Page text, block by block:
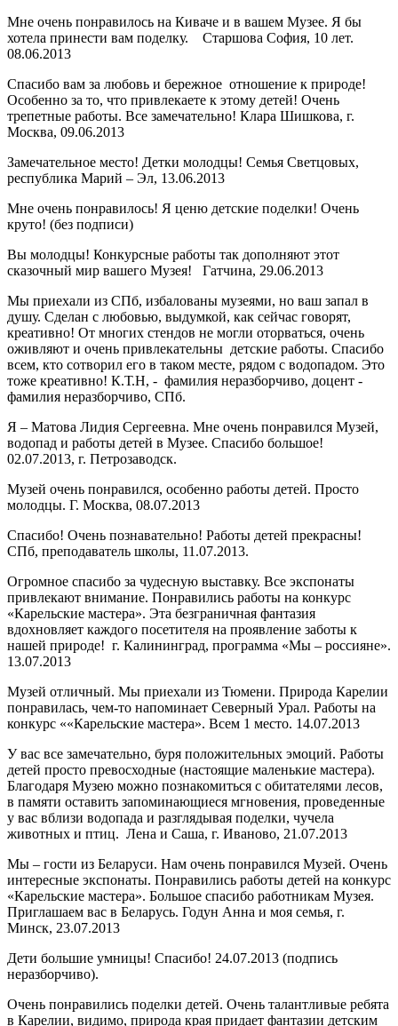
Мне очень понравилось на Киваче и в вашем Музее. Я бы
хотела принести вам поделку. Старшова София, 10 лет.
08.06.2013
Спасибо вам за любовь и бережное отношение к природе!
Особенно за то, что привлекаете к этому детей! Очень
трепетные работы. Все замечательно! Клара Шишкова, г.
Москва, 09.06.2013
Замечательное место! Детки молодцы! Семья Светцовых,
республика Марий – Эл, 13.06.2013
Мне очень понравилось! Я ценю детские поделки! Очень
круто! (без подписи)
Вы молодцы! Конкурсные работы так дополняют этот
сказочный мир вашего Музея! Гатчина, 29.06.2013
Мы приехали из СПб, избалованы музеями, но ваш запал в
душу. Сделан с любовью, выдумкой, как сейчас говорят,
креативно! От многих стендов не могли оторваться, очень
оживляют и очень привлекательны детские работы. Спасибо
всем, кто сотворил его в таком месте, рядом с водопадом. Это
тоже креативно! К.Т.Н, - фамилия неразборчиво, доцент -
фамилия неразборчиво, СПб.
Я – Матова Лидия Сергеевна. Мне очень понравился Музей,
водопад и работы детей в Музее. Спасибо большое!
02.07.2013, г. Петрозаводск.
Музей очень понравился, особенно работы детей. Просто
молодцы. Г. Москва, 08.07.2013
Спасибо! Очень познавательно! Работы детей прекрасны!
СПб, преподаватель школы, 11.07.2013.
Огромное спасибо за чудесную выставку. Все экспонаты
привлекают внимание. Понравились работы на конкурс
«Карельские мастера». Эта безграничная фантазия
вдохновляет каждого посетителя на проявление заботы к
нашей природе! г. Калининград, программа «Мы – россияне».
13.07.2013
Музей отличный. Мы приехали из Тюмени. Природа Карелии
понравилась, чем-то напоминает Северный Урал. Работы на
конкурс ««Карельские мастера». Всем 1 место. 14.07.2013
У вас все замечательно, буря положительных эмоций. Работы
детей просто превосходные (настоящие маленькие мастера).
Благодаря Музею можно познакомиться с обитателями лесов,
в памяти оставить запоминающиеся мгновения, проведенные
у вас вблизи водопада и разглядывая поделки, чучела
животных и птиц. Лена и Саша, г. Иваново, 21.07.2013
Мы – гости из Беларуси. Нам очень понравился Музей. Очень
интересные экспонаты. Понравились работы детей на конкурс
«Карельские мастера». Большое спасибо работникам Музея.
Приглашаем вас в Беларусь. Годун Анна и моя семья, г.
Минск, 23.07.2013
Дети большие умницы! Спасибо! 24.07.2013 (подпись
неразборчиво).
Очень понравились поделки детей. Очень талантливые ребята
в Карелии, видимо, природа края придает фантазии детским